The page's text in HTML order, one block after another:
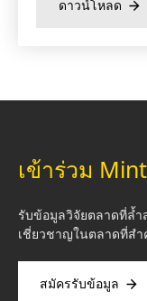
ดาวน์โหลด
เข้าร่วม
รับข้อมูลวิจัยตลาดที่ล้ำ
เชี่ยวชาญในตลาดที่ส
สมัครรับข้อมูล